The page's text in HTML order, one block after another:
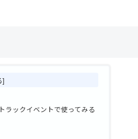
ラックイベントで使ってみる